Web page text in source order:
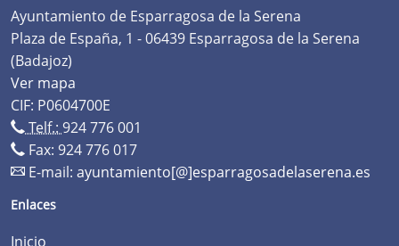
Ayuntamiento de Esparragosa de la Serena
Plaza de España, 1 - 06439 Esparragosa de la Serena
(Badajoz)
Ver mapa
CIF: P0604700E
Telf.: 924 776 001
Fax: 924 776 017
E-mail: ayuntamiento[@]esparragosadelaserena.es
Enlaces
Inicio